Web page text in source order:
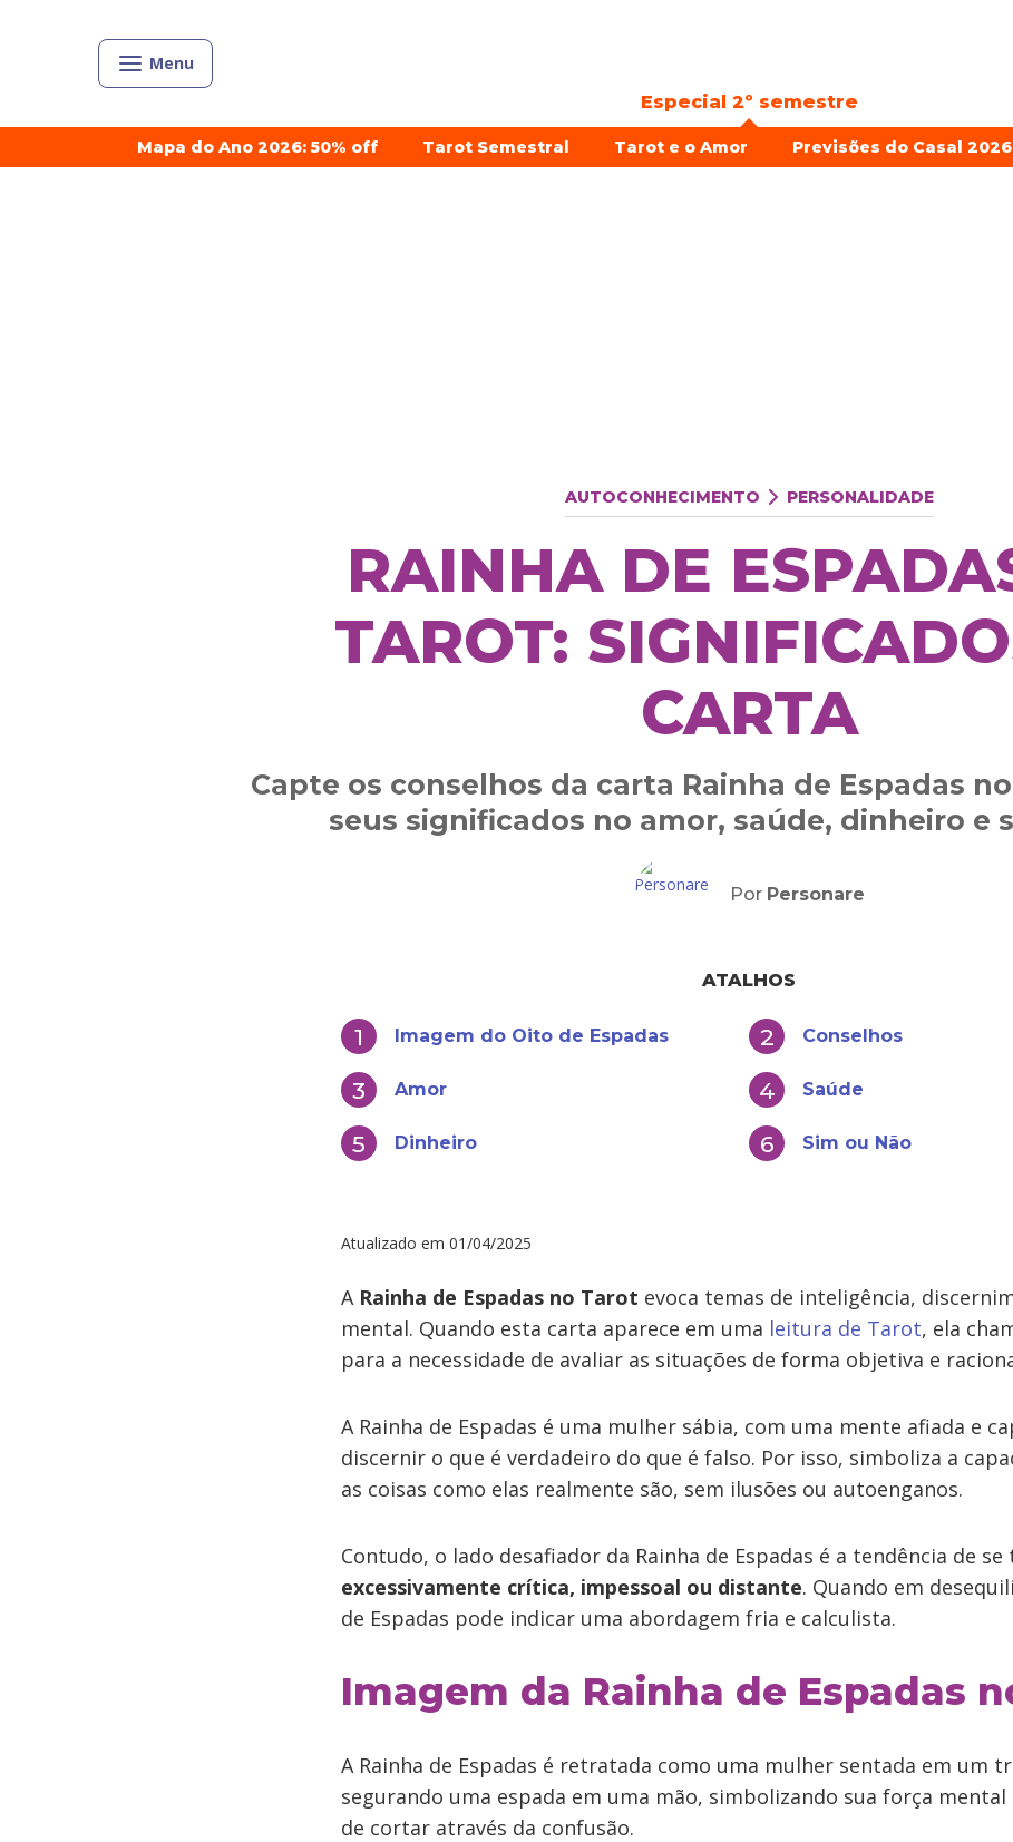
Menu
Especial 2º semestre
Mapa do Ano 2026: 50% off Tarot Semestral Tarot e o Amor Previsões do Casal
AUTOCONHECIMENTO PERSONALIDADE
RAINHA DE
TAROT:
CARTA
Capte os conselhos da carta Rainha de Espadas
seus significados no amor, saúde, dinheiro e
Por Personare
ATALHOS
Imagem do Oito de Espadas Conselhos
Amor Saúde
Dinheiro Sim ou Não
Atualizado em 01/04/2025
A Rainha de Espadas no Tarot evoca temas de inteligência,
mental. Quando esta carta aparece em uma leitura de Tarot, ela
para a necessidade de avaliar as situações de forma objetiva e
A Rainha de Espadas é uma mulher sábia, com uma mente afiada e
discernir o que é verdadeiro do que é falso. Por isso, simboliza a
as coisas como elas realmente são, sem ilusões ou autoenganos.
Contudo, o lado desafiador da Rainha de Espadas é a tendência de
excessivamente crítica, impessoal ou distante. Quando em
de Espadas pode indicar uma abordagem fria e calculista.
Imagem da Rainha de Espadas
A Rainha de Espadas é retratada como uma mulher sentada em um
segurando uma espada em uma mão, simbolizando sua força mental
de cortar através da confusão.